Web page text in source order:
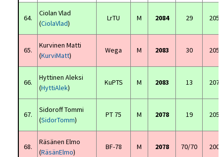
64.
Ciolan Vlad
(CiolaVlad)
LrTU M 2084 29
65.
Kurvinen Matti
(KurviMatt)
Wega M 2083 30
66.
Hyttinen Aleksi
(HyttiAlek)
KuPTS M 2083 13
67.
Sidoroff Tommi
(SidorTomm)
PT 75 M 2078 19
68.
Räsänen Elmo
(RäsänElmo)
BF-78 M 2078 70/70